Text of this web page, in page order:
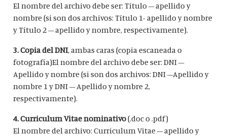
El nombre del archivo debe ser: Título – apellido y
nombre (si son dos archivos: Título 1- apellido y nombre
y Título 2 – apellido y nombre, respectivamente).
3. Copia del DNI, ambas caras (copia escaneada o
fotografía)El nombre del archivo debe ser: DNI –
Apellido y nombre (si son dos archivos: DNI –Apellido y
nombre 1 y DNI – Apellido y nombre 2,
respectivamente).
4. Curriculum Vitae nominativo(.doc o .pdf)
El nombre del archivo: Curriculum Vitae – apellido y